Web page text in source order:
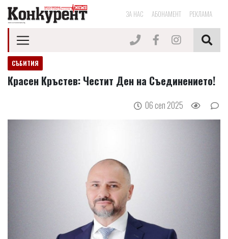
ЗА НАС АБОНАМЕНТ РЕКЛАМА
СЪБИТИЯ
Красен Кръстев: Честит Ден на Съединението!
06 сеп 2025